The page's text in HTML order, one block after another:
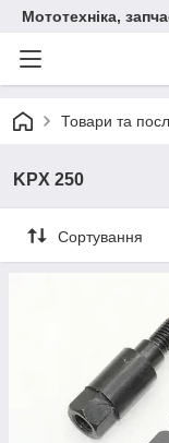
Мототехніка,
Товари та
KPX 250
Сортування